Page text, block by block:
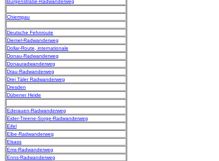
Burgenstraße-Radwanderweg
Chiemgau
Deutsche Fehnroute
Diemel-Radwanderweg
Dollar-Route, internationale
Donau-Radwanderweg
Donauradwanderweg
Drau-Radwanderweg
Drei Täler Radwanderweg
Dresden
Dübener Heide
Ederauen-Radwanderweg
Eider-Treene-Sorge-Radwanderweg
Eifel
Elbe-Radwanderweg
Elsass
Ems-Radwanderweg
Enns-Radwanderweg